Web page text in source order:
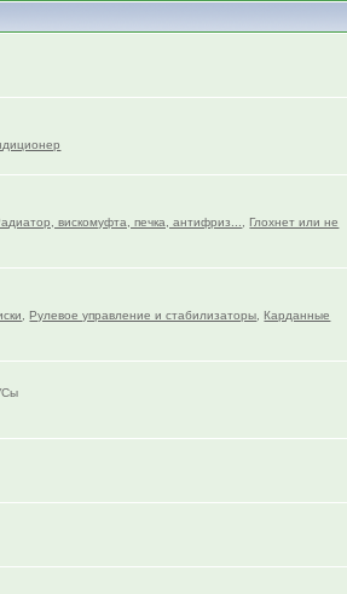
вискомуфта, печка, антифриз... ,Глохнет или не
,Рулевое управление и стабилизаторы ,Карданные